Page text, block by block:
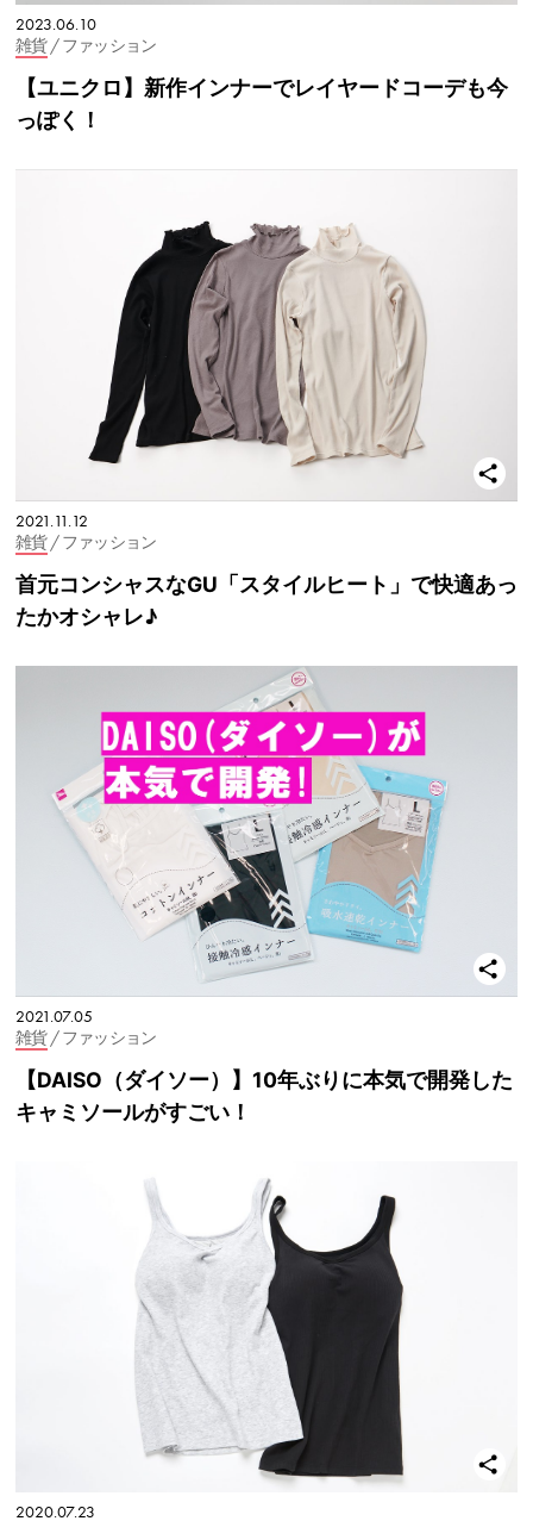
2023.06.10
雑貨/ ファッション
【ユニクロ】新作インナーでレイヤードコーデも今
っぽく！
2021.11.12
雑貨/ ファッション
首元コンシャスなGU「スタイルヒート」で快適あっ
たかオシャレ♪
2021.07.05
雑貨/ ファッション
【DAISO（ダイソー）】10年ぶりに本気で開発した
キャミソールがすごい！
2020.07.23